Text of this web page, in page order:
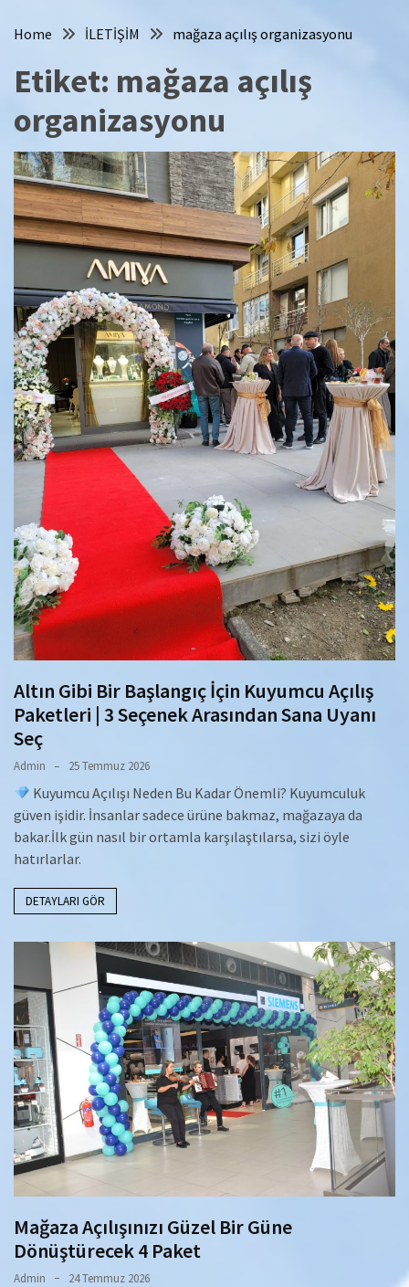
Home İLETİŞİM mağaza açılış organizasyonu
Etiket: mağaza açılış
organizasyonu
Altın Gibi Bir Başlangıç İçin Kuyumcu Açılış
Paketleri | 3 Seçenek Arasından Sana Uyanı
Seç
Admin 25 Temmuz 2026
Kuyumcu Açılışı Neden Bu Kadar Önemli? Kuyumculuk
güven işidir. İnsanlar sadece ürüne bakmaz, mağazaya da
bakar.İlk gün nasıl bir ortamla karşılaştılarsa, sizi öyle
hatırlarlar.
DETAYLARI GÖR
Mağaza Açılışınızı Güzel Bir Güne
Dönüştürecek 4 Paket
Admin 24 Temmuz 2026